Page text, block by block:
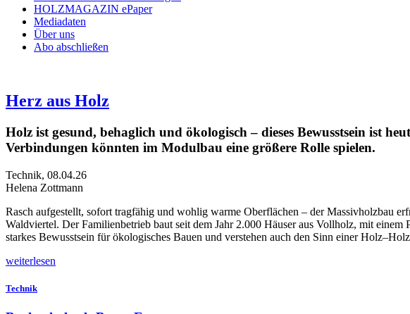
HOLZMAGAZIN ePaper
Mediadaten
Über uns
Abo abschließen
Herz aus Holz
Holz ist gesund, behaglich und ökologisch – dieses Bewusstsein ist
Verbindungen könnten im Modulbau eine größere Rolle spielen.
Technik, 08.04.26
Helena Zottmann
Rasch aufgestellt, sofort tragfähig und wohlig warme Oberflächen – der Massivholzbau
Waldviertel. Der Familienbetrieb baut seit dem Jahr 2.000 Häuser aus Vollholz, mit
starkes Bewusstsein für ökologisches Bauen und verstehen auch den Sinn einer
weiterlesen
Technik